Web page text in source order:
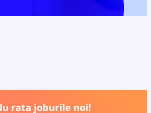
rata joburile noi!